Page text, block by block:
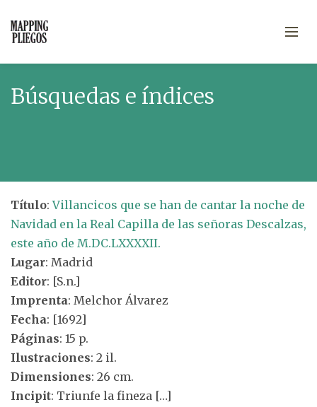
Búsquedas e índices
Título:Villancicos que se han de cantar la noche de
Navidad en la Real Capilla de las señoras Descalzas,
este año de M.DC.LXXXXII.
Lugar: Madrid
Editor: [S.n.]
Imprenta: Melchor Álvarez
Fecha: [1692]
Páginas: 15 p.
Ilustraciones: 2 il.
Dimensiones: 26 cm.
Incipit: Triunfe la fineza […]